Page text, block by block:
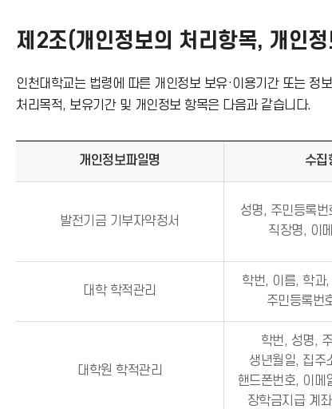
제2조(개인정보의 처리항목, 개인
인천대학교는 법령에 따른 개인정보 보유·이용기간 또는 정
처리목적, 보유기간 및 개인정보 항목은 다음과 같습니다.
개인정보파일명 수집
발전기금 기부자약정서
성명, 주민등록
직장명, 이
대학 학적관리
학번, 이름, 학과
주민등록번
대학원 학적관리
학번, 성명,
생년월일, 집주
핸드폰번호, 이메
장학금지급 계